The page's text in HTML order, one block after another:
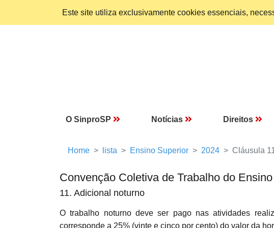
Este site utiliza exclusivamente cookies essenciais,
O SinproSP Notícias Direitos
Home lista Ensino Superior 2024 Cláusula
Convenção Coletiva de Trabalho do
11. Adicional noturno
O trabalho noturno deve ser pago nas atividades
corresponde a 25% (vinte e cinco por cento) do valor da